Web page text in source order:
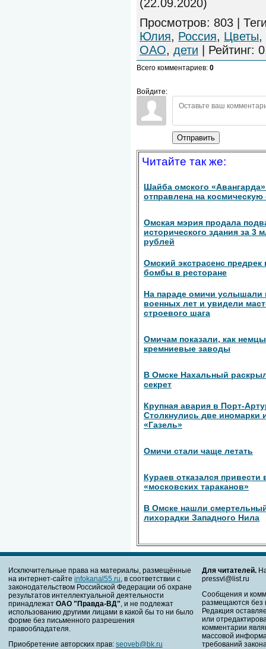
(22.09.2020)
Просмотров: 803 |
Юлия, Россия, Цветы,
ОАО, дети | Рейтинг:
Всего комментариев: 0
Войдите:
Отправить
Читайте так же:
Шайба омского
отправлена на
Омская мэрия продала
исторического здания за 3
рублей
Омский экстрасенс предрек
бомбы в ресторане
На параде омичи услышали
военных лет и увидели
строевого шага
Омичам показали, как
кремниевые заводы
В Омске Нахальный
секрет
Крупная авария в Порт-
Столкнулись две иномарки
«Газель»
Омичи стали чаще летать
Кураев отказался привести
«московских тараканов»
В Омске нашли
лихорадки Западного Нила
Исключительные права на материалы, размещённые
на интернет-сайте infokanal55.ru , в соответствии с
законодательством Российской Федерации об охране
результатов интеллектуальной деятельности
принадлежат ОАО "Правда-ВД" , и не подлежат
использованию другими лицами в какой бы то ни было
форме без письменного разрешения
правообладателя.
Приобретение авторских прав: seoveb@bk.ru
Для читателей.
pressvl@list.ru
Сообщения и
размещаются без
Редакция
или
комментарии
массовой
требований